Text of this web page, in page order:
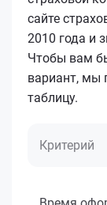
сайте
2010 года и
Чтобы вам
вариант, мы
таблицу.
Критерий